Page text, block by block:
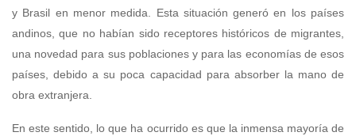
y Brasil en menor medida. Esta situación generó en los países
andinos, que no habían sido receptores históricos de migrantes,
una novedad para sus poblaciones y para las economías de esos
países, debido a su poca capacidad para absorber la mano de
obra extranjera.
En este sentido, lo que ha ocurrido es que la inmensa mayoría de